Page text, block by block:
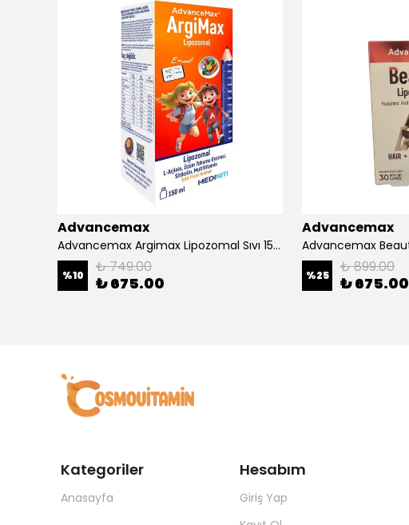
Advancemax
Advancemax Argimax Lipozomal Sıvı 150 ml 8684375607587
%10 ₺ 749.00
₺ 675.00
Advancemax
%25 ₺ 899.00
₺ 675.00
Kategoriler
Anasayfa
Hesabım
Giriş Yap